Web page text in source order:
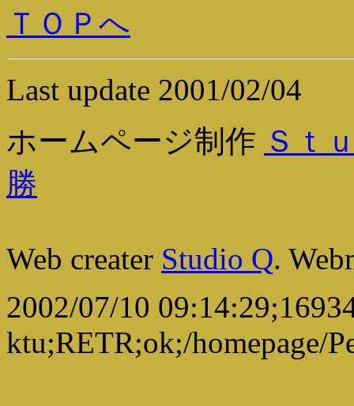
ＴＯＰへ
Last update 2001/02/04
ホームページ制作 Ｓｔ
勝
Web creater Studio Q.
2002/07/10
ktu;RETR;ok;/homepage/